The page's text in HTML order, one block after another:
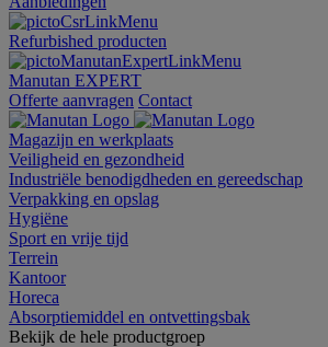
Refurbished producten
Manutan EXPERT
Offerte aanvragen Contact
Magazijn en werkplaats
Veiligheid en gezondheid
Industriële benodigdheden en gereedschap
Verpakking en opslag
Hygiëne
Sport en vrije tijd
Terrein
Kantoor
Horeca
Absorptiemiddel en ontvettingsbak
Bekijk de hele productgroep